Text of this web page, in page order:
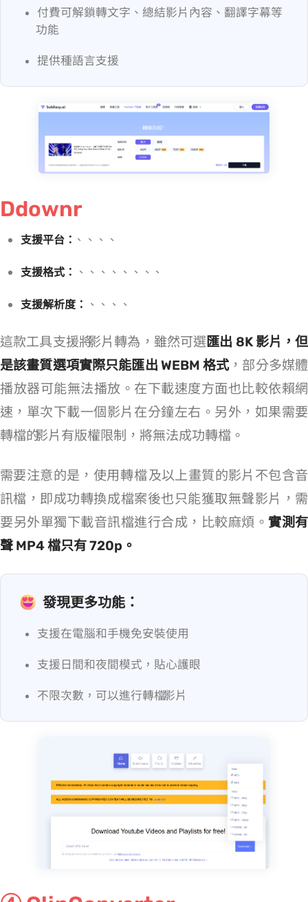
付費可解鎖 AI 轉文字、總結影片內容、翻譯字幕等
功能
提供 19 種語言支援
Ddownr
支援平台： YouTube、Vimeo、Facebook、Instagram、TikTok
支援格式： MP4、WEBM、MP3、M4A、AAC、FLAC、OPUS、WAV、OGG
支援解析度： 720p、480p、360p、240p、144p
這款工具支援將 YouTube 影片轉為 MP4，雖然可選 匯出 8K 影片，但
是該畫質選項實際只能匯出 WEBM 格式，部分多媒體
播放器可能無法播放。在下載速度方面也比較依賴網
速，單次下載一個影片在 1~3 分鐘左右。另外，如果需要
轉檔的 YouTube 影片有版權限制，Ddownr 將無法成功轉檔。
需要注意的是，使用 Ddownr 轉檔 YT 1080p 及以上畫質的影片不包含音
訊檔，即成功轉換成 MP4 檔案後也只能獲取無聲影片，需
要另外單獨下載音訊檔進行合成，比較麻煩。 實測有
聲 MP4 檔只有 720p。
發現更多功能：
支援在電腦和手機免安裝使用
支援日間和夜間模式，貼心護眼
不限次數，可以進行轉檔 YouTube 影片